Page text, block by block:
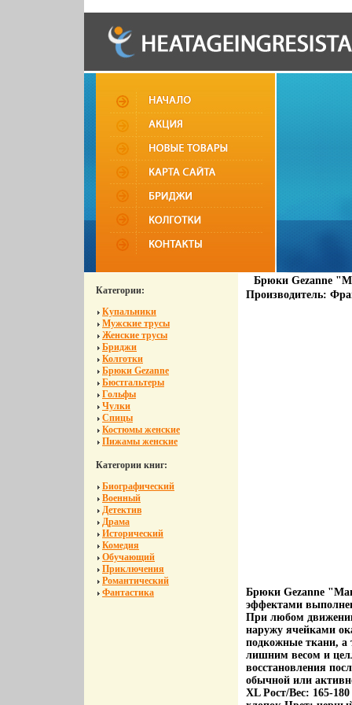
Категории:
Купальники
Мужские трусы
Женские трусы
Бриджи
Колготки
Брюки Gezanne
Бюстгальтеры
Гольфы
Чулки
Спицы
Костюмы женские
Пижамы женские
Категории книг:
Биографический
Военный
Детектив
Драма
Исторический
Комедия
Обучающий
Приключения
Романтический
Фантастика
Брюки Gezanne
Производитель:
Брюки Gezanne
эффектами
При любом
наружу ячейками
подкожные ткани, а
лишним весом и
восстановления
обычной или
XL Рост/Вес: 165-